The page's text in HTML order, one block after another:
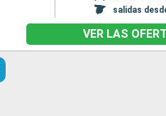
salidas
VER LAS